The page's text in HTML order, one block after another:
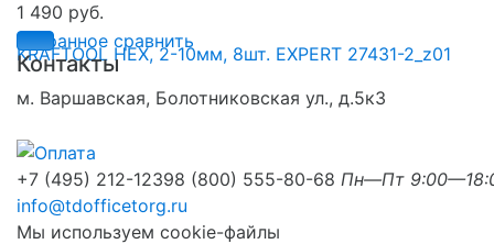
избранное сравнить
1 490 руб.
Контакты
м. Варшавская, Болотниковская ул., д.5к3
+7 (495) 212-12398 (800) 555-80-68 Пн—Пт
info@tdofficetorg.ru
Мы используем cookie-файлы